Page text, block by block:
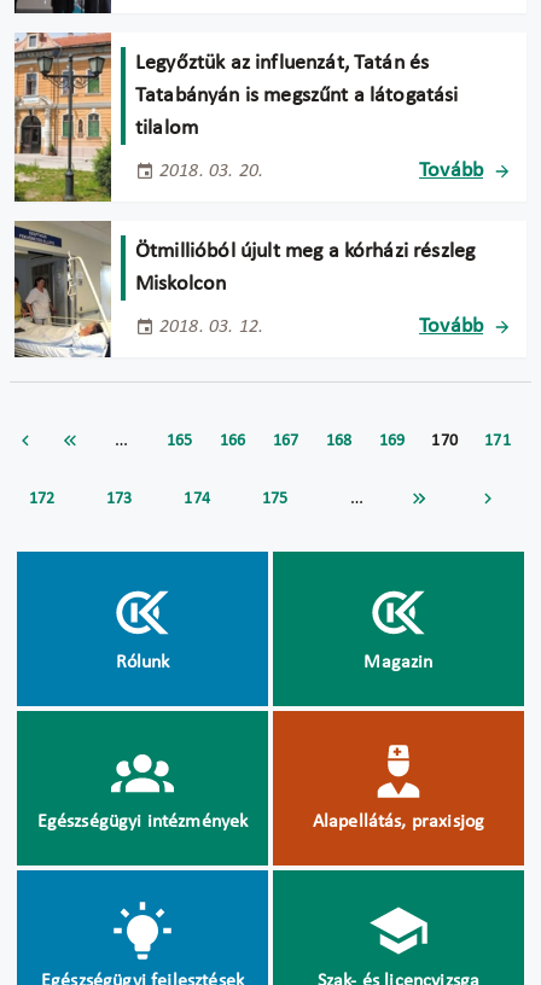
Legyőztük az influenzát, Tatán és
Tatabányán is megszűnt a látogatási
tilalom
2018. 03. 20. Tovább
Ötmillióból újult meg a kórházi részleg
Miskolcon
2018. 03. 12. Tovább
… 165 166 167 168 169 170 171
172 173 174 175 …
Rólunk Magazin
Egészségügyi intézmények Alapellátás, praxisjog